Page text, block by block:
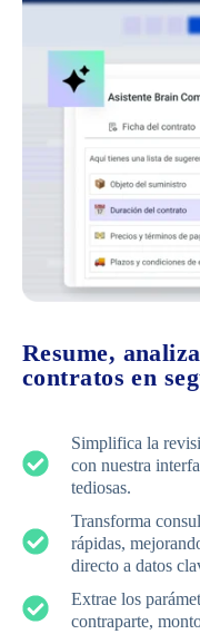
Resume,
contratos en
Simplifica la
con nuestra
tediosas.
Transforma
rápidas,
directo a datos
Extrae los
contraparte,